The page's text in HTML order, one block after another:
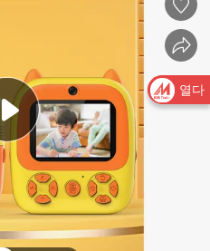
열다